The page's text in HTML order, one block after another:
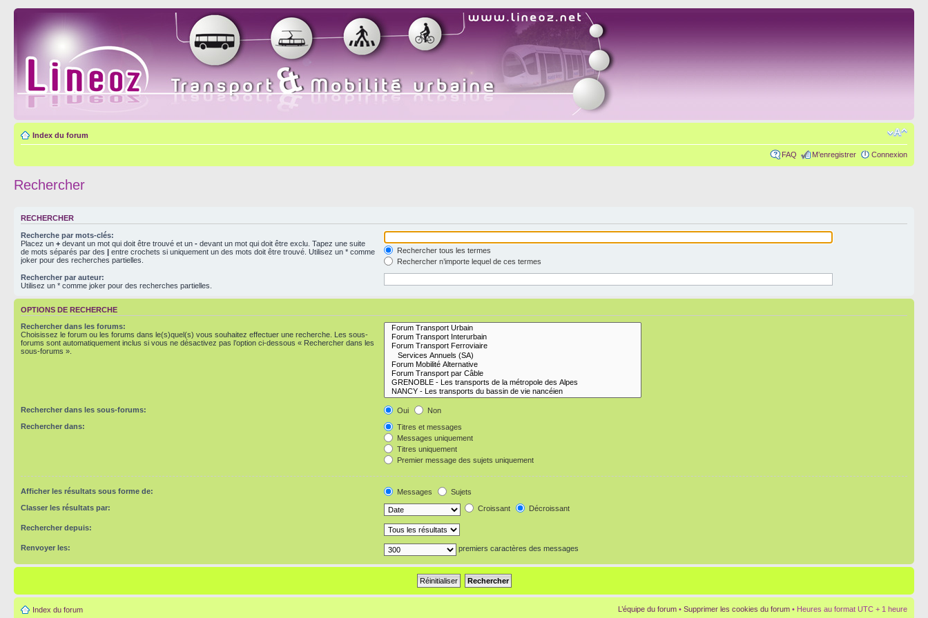
Index du forum
FAQ M’enregistrer Connexion
Rechercher
RECHERCHER
Recherche par mots-clés:
Placez un + devant un mot qui doit être trouvé et un - devant un mot qui doit être exclu. Tapez une suite
de mots séparés par des | entre crochets si uniquement un des mots doit être trouvé. Utilisez un * comme
joker pour des recherches partielles.
Rechercher tous les termes
Rechercher n’importe lequel de ces termes
Rechercher par auteur:
Utilisez un * comme joker pour des recherches partielles.
OPTIONS DE RECHERCHE
Rechercher dans les forums:
Choisissez le forum ou les forums dans le(s)quel(s) vous souhaitez effectuer une recherche. Les sous-
forums sont automatiquement inclus si vous ne désactivez pas l’option ci-dessous « Rechercher dans les
sous-forums ».
Rechercher dans les sous-forums: Oui
Non
Rechercher dans:
Titres et messages
Messages uniquement
Titres uniquement
Premier message des sujets uniquement
Afficher les résultats sous forme de: Messages
Sujets
Classer les résultats par:
Croissant Décroissant
Rechercher depuis:
Renvoyer les: premiers caractères des messages
Index du forum L’équipe du forum • Supprimer les cookies du forum • Heures au format UTC + 1 heure